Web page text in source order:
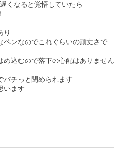
くなると覚悟していたら
り
ペンなのでこれぐらいの頑丈さで
め込むので落下の心配はありません
パチっと閉められます
います